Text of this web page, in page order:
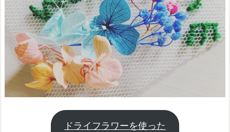
ドライフラワーを使った